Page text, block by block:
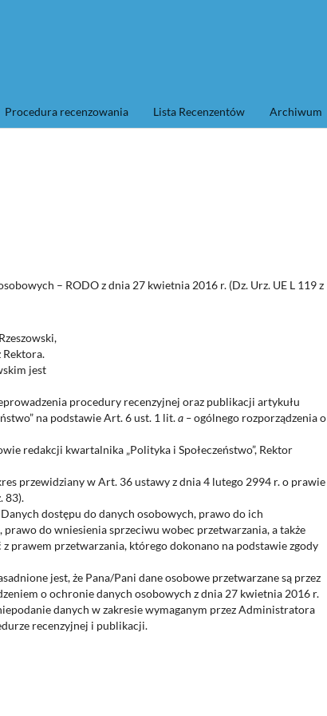
Procedura recenzowania Lista Recenzentów Archiwum
– RODO z dnia 27 kwietnia 2016 r. (Dz. Urz. UE L 119 z
Rektora.
jest
procedury recenzyjnej oraz publikacji artykułu
na podstawie Art. 6 ust. 1 lit.a –ogólnego rozporządzenia o
redakcji kwartalnika „Polityka i Społeczeństwo”, Rektor
przewidziany w Art. 36 ustawy z dnia 4 lutego 2994 r. o prawie
83).
dostępu do danych osobowych, prawo do ich
do wniesienia sprzeciwu wobec przetwarzania, a także
prawem przetwarzania, którego dokonano na podstawie zgody
jest, że Pana/Pani dane osobowe przetwarzane są przez
o ochronie danych osobowych z dnia 27 kwietnia 2016 r.
danych w zakresie wymaganym przez Administratora
recenzyjnej i publikacji.